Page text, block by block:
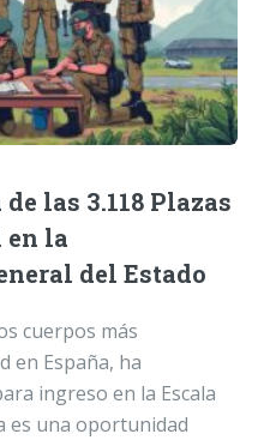
las 3.118 Plazas
en la
del Estado
cuerpos más
en España, ha
ingreso en la Escala
es una oportunidad